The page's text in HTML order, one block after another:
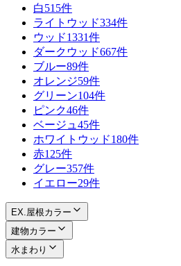
白515件
ライトウッド334件
ウッド1331件
ダークウッド667件
ブルー89件
オレンジ59件
グリーン104件
ピンク46件
ベージュ 45件
ホワイトウッド180件
赤125件
グレー357件
イエロー29件
EX.屋根カラー
建物カラー
水まわり